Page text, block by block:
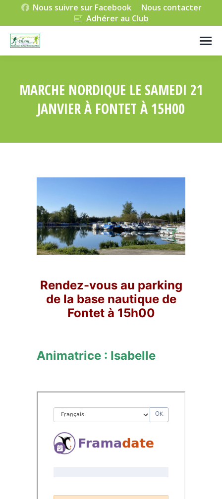
Nous suivre sur Facebook
Nous contacter
Adhérer au Club
MARCHE NORDIQUE LE SAMEDI 21
JANVIER À FONTET À 15H00
Rendez-vous au parking
de la base nautique de
Fontet à 15h00
Animatrice : Isabelle